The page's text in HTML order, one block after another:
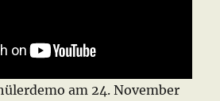
am 24. November